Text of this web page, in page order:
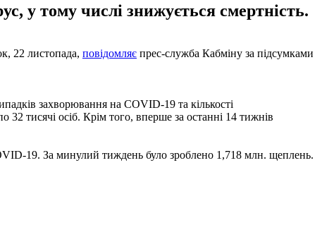
у тому числі знижується смертність.
22 листопада, повідомляє прес-служба Кабміну за підсумками
захворювання на COVID-19 та кількості
32 тисячі осіб. Крім того, вперше за останні 14 тижнів
19. За минулий тиждень було зроблено 1,718 млн. щеплень.